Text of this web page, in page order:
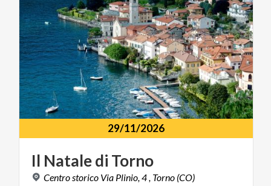
29/11/2026
Il Nataledi Torno
Centro storico Via Plinio, 4 Torno (CO)